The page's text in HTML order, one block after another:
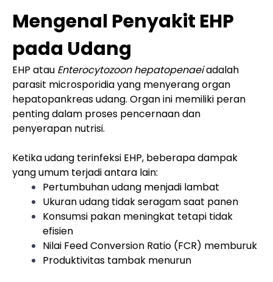
Mengenal Penyakit EHP
pada Udang
EHP atau Enterocytozoon hepatopenaeiadalah
parasit microsporidia yang menyerang organ
hepatopankreas udang. Organ ini memiliki peran
penting dalam proses pencernaan dan
penyerapan nutrisi.
Ketika udang terinfeksi EHP, beberapa dampak
yang umum terjadi antara lain:
Pertumbuhan udang menjadi lambat
Ukuran udang tidak seragam saat panen
Konsumsi pakan meningkat tetapi tidak
efisien
Nilai Feed Conversion Ratio (FCR) memburuk
Produktivitas tambak menurun